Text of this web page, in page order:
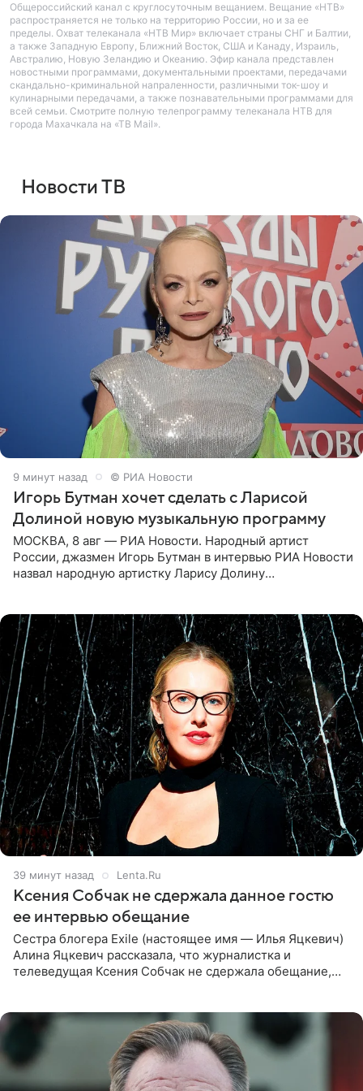
Общероссийский канал с круглосуточным вещанием. Вещание «НТВ»
распространяется не только на территорию России, но и за ее
пределы. Охват телеканала «НТВ Мир» включает страны СНГ и Балтии,
а также Западную Европу, Ближний Восток, США и Канаду, Израиль,
Австралию, Новую Зеландию и Океанию. Эфир канала представлен
новостными программами, документальными проектами, передачами
скандально-криминальной напраленности, различными ток-шоу и
кулинарными передачами, а также познавательными программами для
всей семьи. Смотрите полную телепрограмму телеканала НТВ для
города Махачкала на «ТВ Mail».
Новости ТВ
9 минут назад © РИА Новости
Игорь Бутман хочет сделать с Ларисой
Долиной новую музыкальную программу
МОСКВА, 8 авг — РИА Новости. Народный артист
России, джазмен Игорь Бутман в интервью РИА Новости
назвал народную артистку Ларису Долину
39 минут назад Lenta.Ru
Ксения Собчак не сдержала данное гостю
ее интервью обещание
Сестра блогера Exile (настоящее имя — Илья Яцкевич)
Алина Яцкевич рассказала, что журналистка и
телеведущая Ксения Собчак не сдержала обещание,